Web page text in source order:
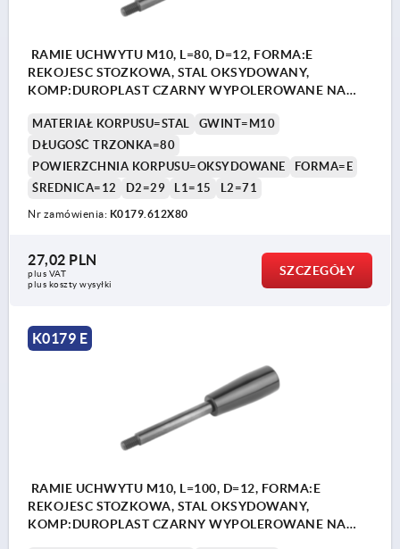
RAMIE UCHWYTU M10, L=80, D=12, FORMA:E
REKOJESC STOZKOWA, STAL OKSYDOWANY,
KOMP:DUROPLAST CZARNY WYPOLEROWANE NA
MATERIAŁ KORPUSU=STAL
GWINT=M10
DŁUGOŚĆ TRZONKA=80
POWIERZCHNIA KORPUSU=OKSYDOWANE
FORMA=E
ŚREDNICA=12
D2=29 L1=15 L2=71
Nr zamówienia: K0179.612X80
27,02 PLN
plus VAT
plus koszty wysyłki
SZCZEGÓŁY
K0179 E
RAMIE UCHWYTU M10, L=100, D=12, FORMA:E
REKOJESC STOZKOWA, STAL OKSYDOWANY,
KOMP:DUROPLAST CZARNY WYPOLEROWANE NA